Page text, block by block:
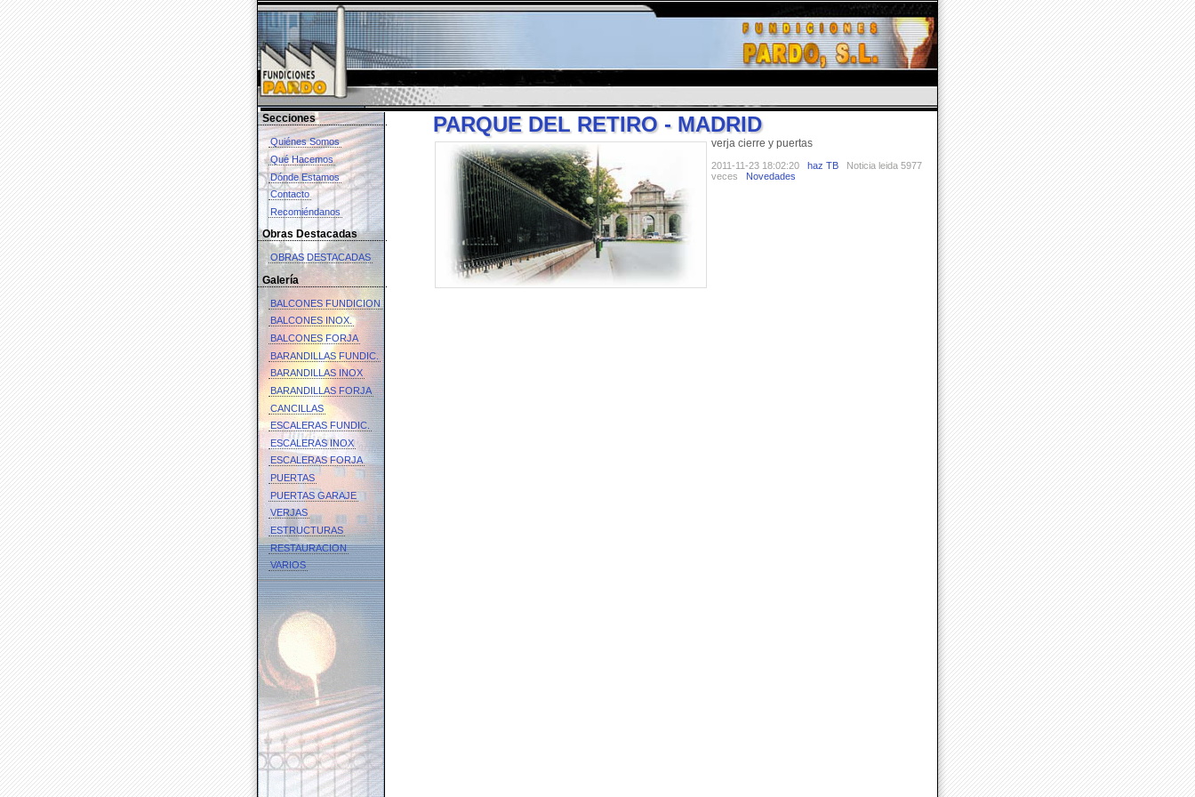
Secciones
Quiénes Somos
Qué Hacemos
Dónde Estamos
Contacto
Recomiéndanos
Obras Destacadas
OBRAS DESTACADAS
Galería
BALCONES FUNDICION
BALCONES INOX.
BALCONES FORJA
BARANDILLAS FUNDIC.
BARANDILLAS INOX
BARANDILLAS FORJA
CANCILLAS
ESCALERAS FUNDIC.
ESCALERAS INOX
ESCALERAS FORJA
PUERTAS
PUERTAS GARAJE
VERJAS
ESTRUCTURAS
RESTAURACION
VARIOS
PARQUE DEL RETIRO - MADRID
verja cierre y puertas
2011-11-23 18:02:20 haz TB
Noticia leida 5977
veces
Novedades